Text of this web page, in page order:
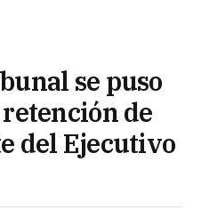
se puso
de
del Ejecutivo